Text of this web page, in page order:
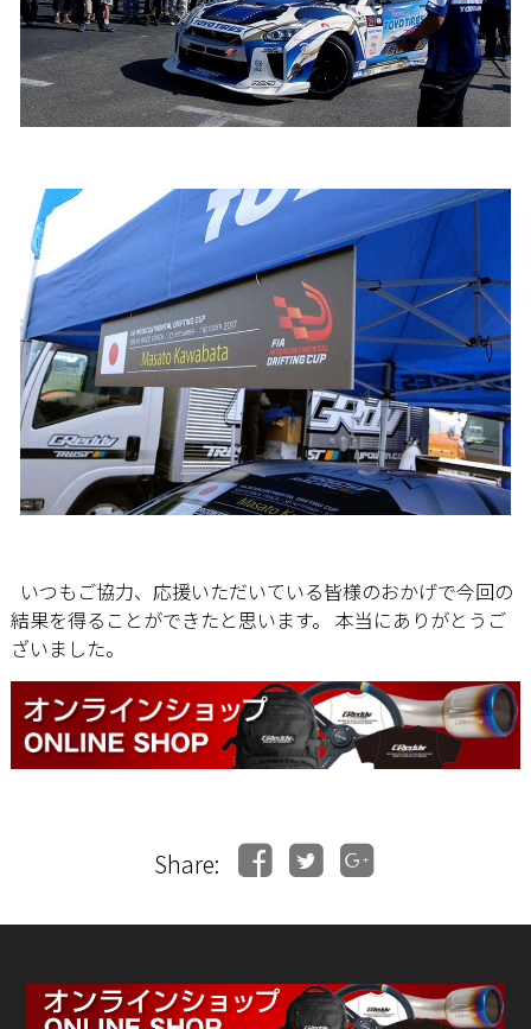
いつもご協力、応援いただいている皆様のおかげで今回の
結果を得ることができたと思います。 本当にありがとうご
ざいました。
Share: